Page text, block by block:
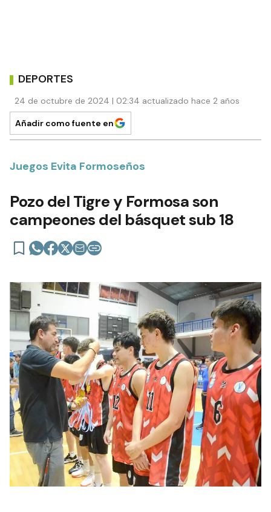
DEPORTES
24 de octubre de 2024 | 02:34 actualizado hace 2 años
Añadir como fuente en
Juegos Evita Formoseños
Pozo del Tigre y Formosa son
campeones del básquet sub 18